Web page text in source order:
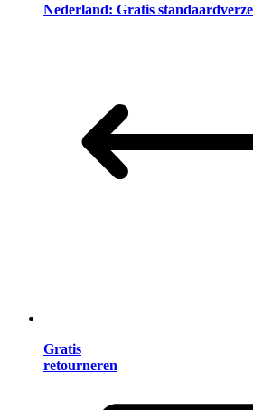
Nederland: Gratis
Gratis
retourneren